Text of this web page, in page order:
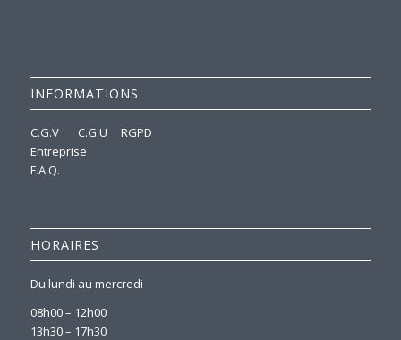
INFORMATIONS
C.G.V C.G.U
RGPD
Entreprise
F.A.Q.
HORAIRES
Du lundi au mercredi
08h00 – 12h00
13h30 – 17h30